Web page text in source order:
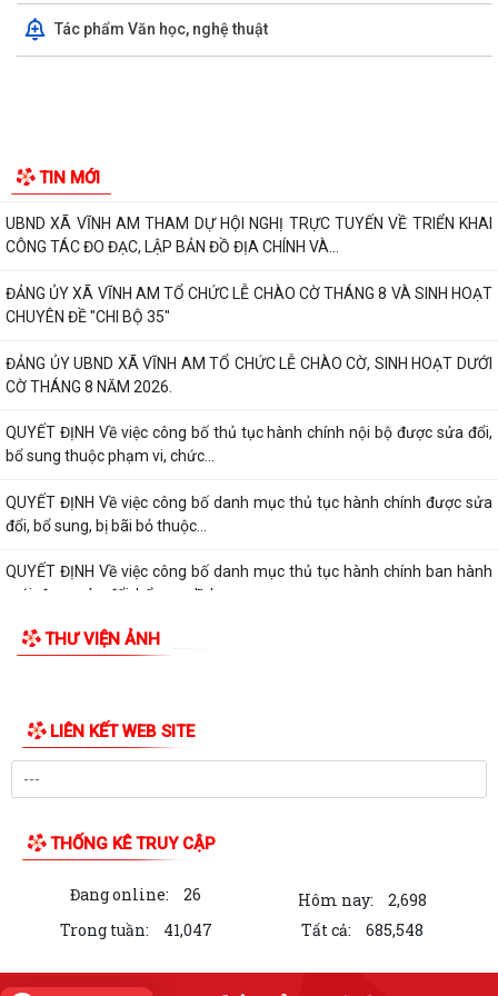
Tác phẩm Văn học, nghệ thuật
TIN MỚI
THƯ CẢM ƠN Về việc ủng hộ Quỹ "Đền ơn đáp nghĩa" năm 2026
Thường trực Đảng ủy nhằm xem xét,...
ĐẢNG ỦY XÃ VĨNH AM TỔ CHỨC HỘI NGHỊ GIAO BAN THƯỜNG TRỰC
ĐẢNG ỦY!
XÃ VĨNH AM ĐẨY MẠNH TUYÊN TRUYỀN THỰC HIỆN NGHỊ QUYẾT SỐ
57-NQ/TW VÀ KẾ HOẠCH HÀNH ĐỘNG 100 NGÀY VỀ...
UBND XÃ VĨNH AM THAM DỰ HỘI NGHỊ TRỰC TUYẾN VỀ TRIỂN KHAI
CÔNG TÁC ĐO ĐẠC, LẬP BẢN ĐỒ ĐỊA CHÍNH VÀ...
ĐẢNG ỦY XÃ VĨNH AM TỔ CHỨC LỄ CHÀO CỜ THÁNG 8 VÀ SINH HOẠT
CHUYÊN ĐỀ "CHI BỘ 35"
ĐẢNG ỦY UBND XÃ VĨNH AM TỔ CHỨC LỄ CHÀO CỜ, SINH HOẠT DƯỚI
CỜ THÁNG 8 NĂM 2026.
QUYẾT ĐỊNH Về việc công bố thủ tục hành chính nội bộ được sửa đổi,
bổ sung thuộc phạm vi, chức...
QUYẾT ĐỊNH Về việc công bố danh mục thủ tục hành chính được sửa
mới, được sửa đổi, bổ sung lĩnh...
QUYẾT ĐỊNH Về việc công bố Danh mục thủ tục hành chính được sửa
đổi, bổ sung thuộc phạm vi chức...
QUYẾT ĐỊNH tháng năm 2026 Về việc công bố thủ tục hành chính nội
mới lĩnh vực điện lực thuộc phạm...
BAN TUYÊN GIÁO VÀ DÂN VẬN THÀNH ỦY HẢI PHÒNG TỔ CHỨC HỘI